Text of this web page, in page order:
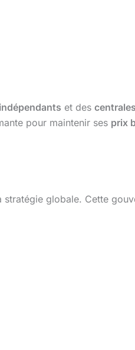
et des
pour maintenir ses prix
globale. Cette